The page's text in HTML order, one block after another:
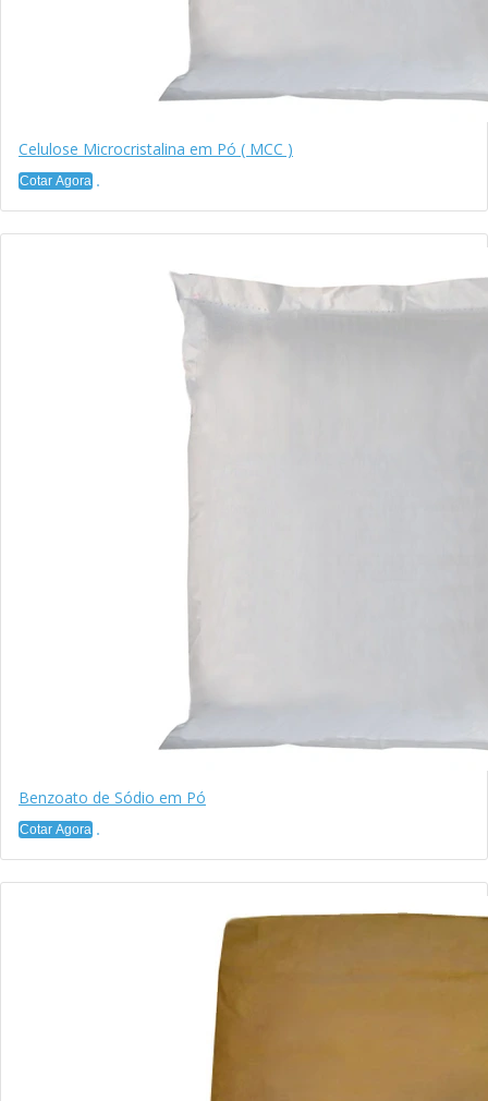
Celulose Microcristalina em Pó ( MCC )
Cotar Agora
Benzoato de Sódio em Pó
Cotar Agora